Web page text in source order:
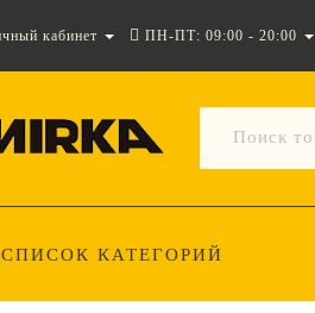
кабинет ПН-ПТ: 09:00 - 20:00
СПИСОК КАТЕГОРИЙ